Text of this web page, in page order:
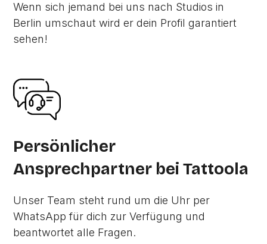
Wenn sich jemand bei uns nach Studios in
Berlin umschaut wird er dein Profil garantiert
sehen!
Persönlicher
Ansprechpartner bei Tattoola
Unser Team steht rund um die Uhr per
WhatsApp für dich zur Verfügung und
beantwortet alle Fragen.